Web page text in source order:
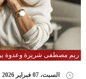
ريم مصطفى شريرة وعدوة
السبت، 07 فبراير 2026 04:41 م